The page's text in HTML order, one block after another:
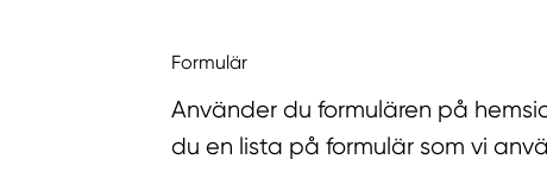
Formulär
Använder du formulären på
du en lista på formulär som vi